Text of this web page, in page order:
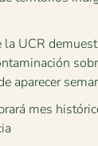
la UCR
aparecer
mes